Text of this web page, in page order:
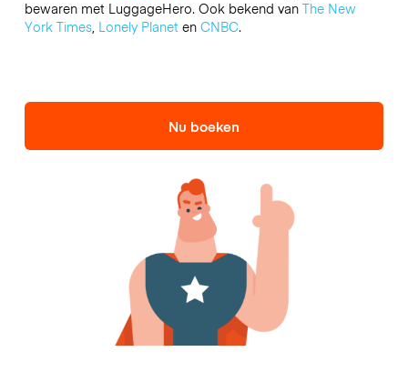
bewaren met LuggageHero. Ook bekend van The New
York Times, Lonely Planeten CNBC.
Nu boeken